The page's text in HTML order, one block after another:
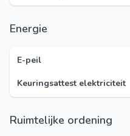
Energie
E-peil
Keuringsattest elektriciteit
Ruimtelijke ordening